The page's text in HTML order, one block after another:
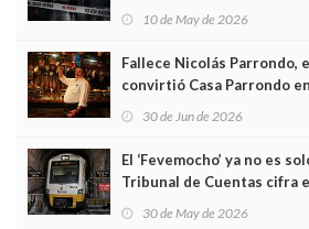
edificio y las cámaras
10 de May de 2026
Fallece Nicolás Parrondo,
convirtió Casa Parrondo
Asturias en Madrid
30 de Jun de 2026
El ‘Fevemocho’ ya no es
Tribunal de Cuentas cifra
sobrecoste de los trenes
30 de May de 2026